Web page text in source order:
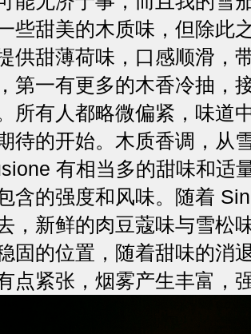
些甜美的木质味，但除此
供甜薄荷味，口感顺滑，
第一有更多的木香冷抽，
所有人都略微偏紧，味道
待的开始。木质香调，从
有相当多的甜味和适
含的强度和风味。随着
，新鲜的肉豆蔻味与雪松
固的位置，随着甜味的消
点紧张，烟雾产生丰富，